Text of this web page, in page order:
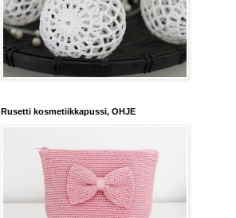
Rusetti kosmetiikkapussi, OHJE